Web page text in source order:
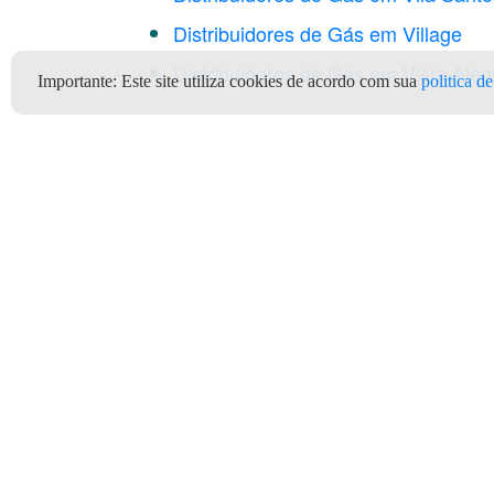
Distribuidores de Gás em Village
Distribuidores de Gás em Vista
Importante: Este site utiliza cookies de acordo com suapolitica